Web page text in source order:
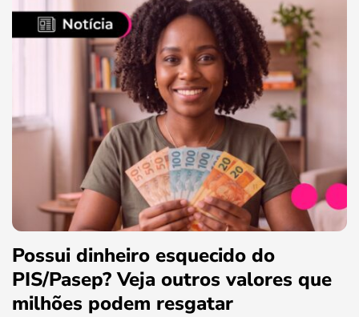
Possui dinheiro esquecido do
PIS/Pasep? Veja outros valores que
milhões podem resgatar